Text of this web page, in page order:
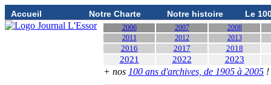
Accueil Notre Charte Notre histoire Le
2006 2007
2008
2011
2012 2013
2016 2017 2018
2021 2022 2023
+ nos 100 ans d'archives, de 1905 à 2005 !